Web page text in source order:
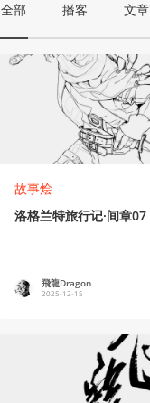
全部 播客 文章
故事烩
洛格兰特旅行记·间章07
飛龍Dragon
2025-12-15